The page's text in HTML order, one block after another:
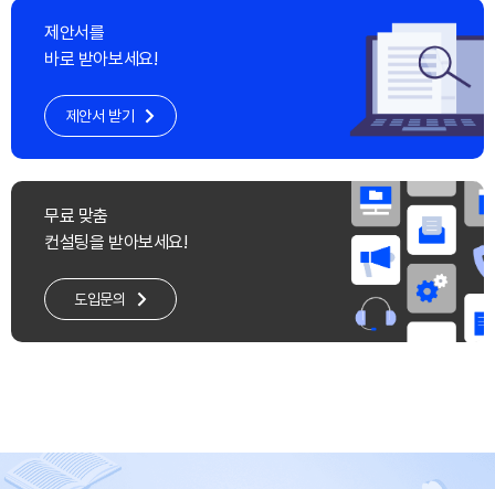
제안서를
바로 받아보세요!
제안서 받기
무료 맞춤
컨설팅을 받아보세요!
도입문의